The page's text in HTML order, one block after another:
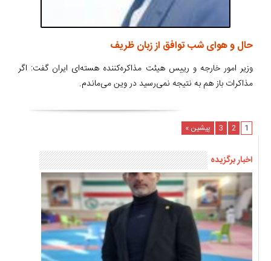
حال و هوای شب توافق از زبان ظریف
وزیر امور خارجه و رییس هیئت مذاکره‌کننده هسته‌ای ایران گفت: اگر
مذاکرات باز هم به نتیجه نمی‌رسید در وین می‌ماندم.
1
2
3 پیشین »
اخبار برگزیده